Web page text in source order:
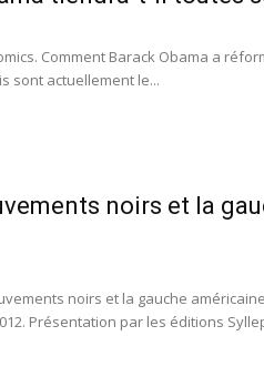
Comment Barack Obama a
sont actuellement le...
noirs et la
noirs et la gauche
Présentation par les éditions